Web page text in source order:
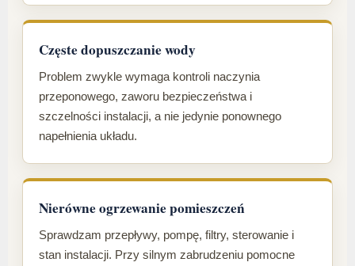
Częste dopuszczanie wody
Problem zwykle wymaga kontroli naczynia
przeponowego, zaworu bezpieczeństwa i
szczelności instalacji, a nie jedynie ponownego
napełnienia układu.
Nierówne ogrzewanie pomieszczeń
Sprawdzam przepływy, pompę, filtry, sterowanie i
stan instalacji. Przy silnym zabrudzeniu pomocne